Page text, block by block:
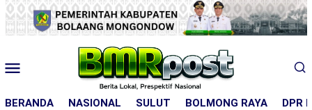
Loncat
ke
konten
Mobile
BERANDA NASIONAL SULUT BOLMONG RAYA DPR